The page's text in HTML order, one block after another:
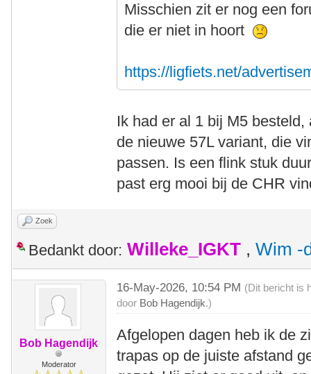
Misschien zit er nog een
die er niet in hoort
https://ligfiets.net/
Ik had er al 1 bij M5
de nieuwe 57L variant, die
passen. Is een flink stuk
past erg mooi bij de CHR
Zoek
Bedankt door: Willeke_IGKT , Wim -
Bob Hagendijk
Moderator
16-May-2026, 10:54 PM (Dit bericht is
door Bob Hagendijk.)
Afgelopen dagen heb ik de
trapas op de juiste afstand